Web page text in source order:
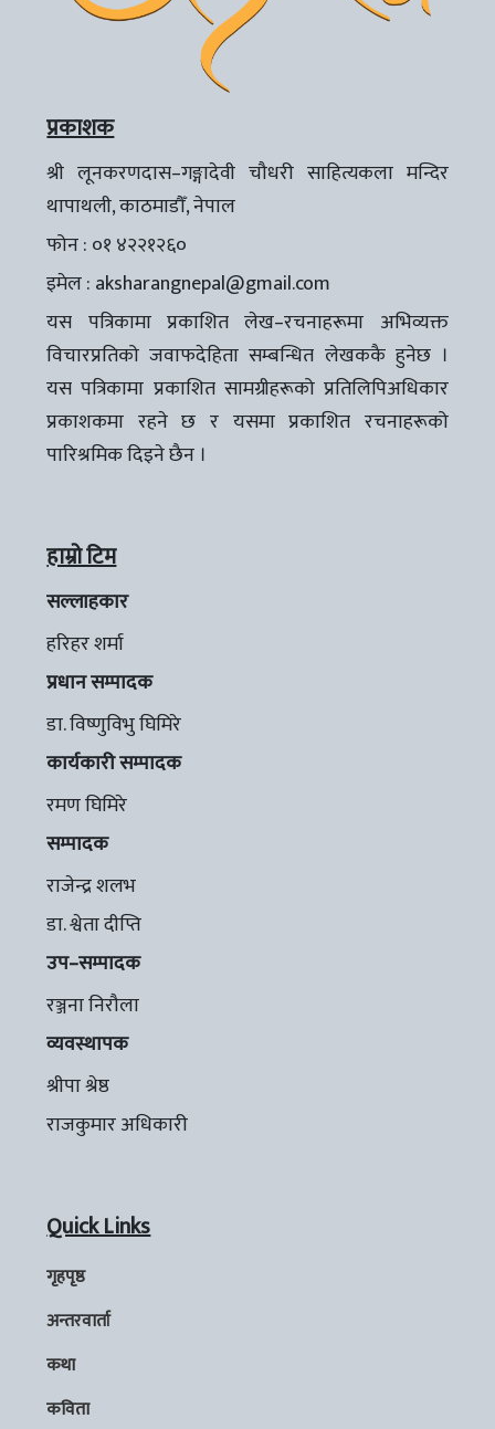
प्रकाशक
श्री लूनकरणदास–गङ्गादेवी चौधरी साहित्यकला मन्दिर
थापाथली, काठमाडौँ, नेपाल
फोन : ०१ ४२२१२६०
इमेल : aksharangnepal@gmail.com
यस पत्रिकामा प्रकाशित लेख–रचनाहरूमा अभिव्यक्त
विचारप्रतिको जवाफदेहिता सम्बन्धित लेखककै हुनेछ ।
यस पत्रिकामा प्रकाशित सामग्रीहरूको प्रतिलिपिअधिकार
प्रकाशकमा रहने छ र यसमा प्रकाशित रचनाहरूको
पारिश्रमिक दिइने छैन ।
हाम्रो टिम
सल्लाहकार
हरिहर शर्मा
प्रधान सम्पादक
डा. विष्णुविभु घिमिरे
कार्यकारी सम्पादक
रमण घिमिरे
सम्पादक
राजेन्द्र शलभ
डा. श्वेता दीप्ति
उप–सम्पादक
रञ्जना निरौला
व्यवस्थापक
श्रीपा श्रेष्ठ
राजकुमार अधिकारी
Quick Links
गृहपृष्ठ
अन्तरवार्ता
कथा
कविता